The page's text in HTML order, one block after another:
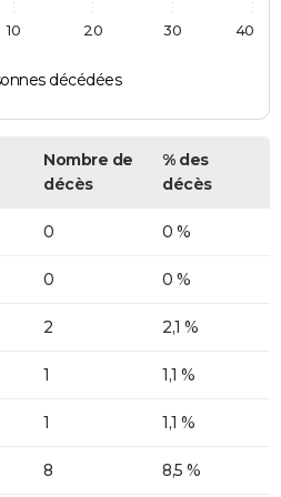
décédées
10 20 30 40
Nombre de
décès
% des
décès
0 0 %
0 0 %
2 2,1 %
1 1,1 %
1 1,1 %
8 8,5 %